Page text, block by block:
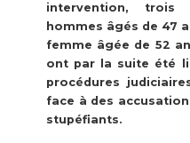
intervention, trois
hommes âgés de 47
femme âgée de 52
ont par la suite été
procédures
face à des
stupéfiants.